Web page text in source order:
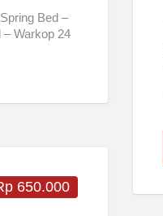
Bed –
– Warkop 24
650.000